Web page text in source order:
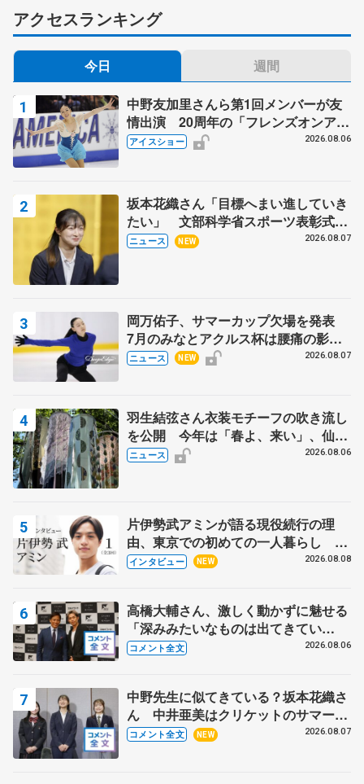
アクセスランキング
今日 週間
中野友加里さんら第1回メンバーが友
情出演 20周年の「フレンズオンアイ
ス」 宮本賢二さん、有川梨絵さん、
アイスショー 2026.08.06
坂本花織さん「目標へまい進していき
たい」 文部科学省スポーツ表彰式で
代表謝辞
ニュース NEW 2026.08.07
岡万佑子、サマーカップ欠場を発表
7月のみなとアクルス杯は腰痛の影響
で
ニュース NEW 2026.08.07
羽生結弦さん衣装モチーフの吹き流し
を公開 今年は「春よ、来い」、仙台
の瑞鳳殿
ニュース 2026.08.06
片伊勢武アミンが語る現役続行の理
由、東京での初めての一人暮らし 注
目スケーターの「今」に迫る
インタビュー NEW 2026.08.08
高橋大輔さん、激しく動かずに魅せる
「深みみたいなものは出てきてい
る？」 〝兄さん〟と慕うレジェンド
コメント全文 2026.08.06
中野先生に似てきている？坂本花織さ
ん 中井亜美はクリケットのサマーキ
ャンプに 島田麻央はたくさん試合に
コメント全文 NEW 2026.08.07